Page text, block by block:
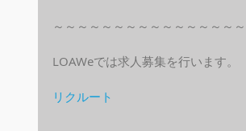
～～～～～～～～～～～～～～～
LOAWeでは求人募集を行います。
リクルート